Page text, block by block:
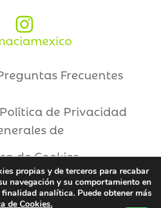

Frecuentes
Política de Privacidad
de
de Cookies
| Farmacia México
propias y de terceros para recabar
navegación y su comportamiento en
analítica. Puede obtener más
de Cookies.